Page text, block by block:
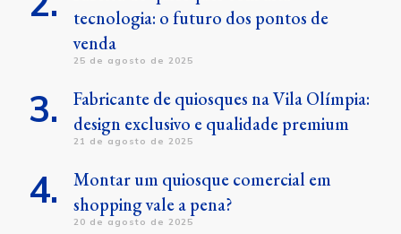
tecnologia: o futuro dos pontos de
venda
25 de agosto de 2025
Fabricante de quiosques na Vila Olímpia:
design exclusivo e qualidade premium
21 de agosto de 2025
Montar um quiosque comercial em
shopping vale a pena?
20 de agosto de 2025